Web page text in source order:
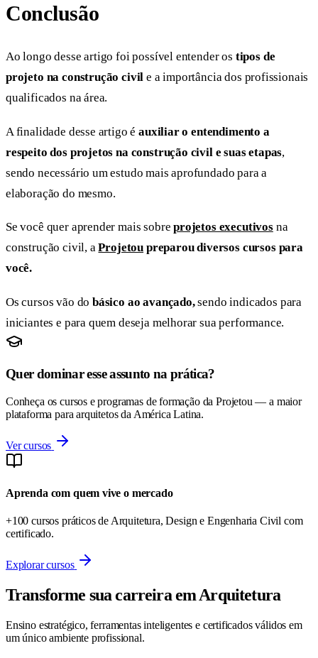
Conclusão
Ao longo desse artigo foi possível entender os tipos de
projeto na construção civil e a importância dos profissionais
qualificados na área.
A finalidade desse artigo éauxiliar o entendimento a
respeito dos projetos na construção civil e suas etapas,
sendo necessário um estudo mais aprofundado para a
elaboração do mesmo.
Se você quer aprender mais sobreprojetos executivosna
construção civil, aProjetou preparou diversos cursos para
você.
Os cursos vão dobásico ao avançado,sendo indicados para
iniciantes e para quem deseja melhorar sua performance.
Quer dominar esse assunto na prática?
Conheça os cursos e programas de formação da Projetou — a maior
plataforma para arquitetos da América Latina.
Ver cursos
Aprenda com quem vive o mercado
+100 cursos práticos de Arquitetura, Design e Engenharia Civil com
certificado.
Explorar cursos
Transforme sua carreira em Arquitetura
Ensino estratégico, ferramentas inteligentes e certificados válidos em
um único ambiente profissional.